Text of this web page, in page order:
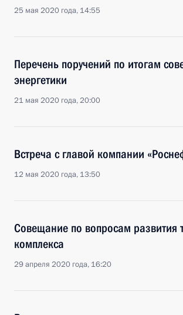
25 мая 2020 года, 14:55
Перечень поручений по итогам
энергетики
21 мая 2020 года, 20:00
Встреча с главой компании
12 мая 2020 года, 13:50
Совещание по вопросам развития
комплекса
29 апреля 2020 года, 16:20